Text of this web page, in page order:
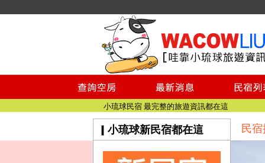
小琉球民宿空房
小琉球民宿
小琉球民宿推薦
【小琉球民宿特約】東港停車場!!看這邊
小琉球民宿 最完整的旅遊資訊都在這
【哇靠小琉球】新版官網熱情開站
【哇靠小琉球粉絲團】即時動態!!
小琉球民宿空房
小琉球新民宿都在這 民